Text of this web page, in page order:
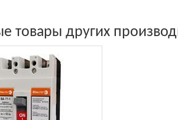
товары других